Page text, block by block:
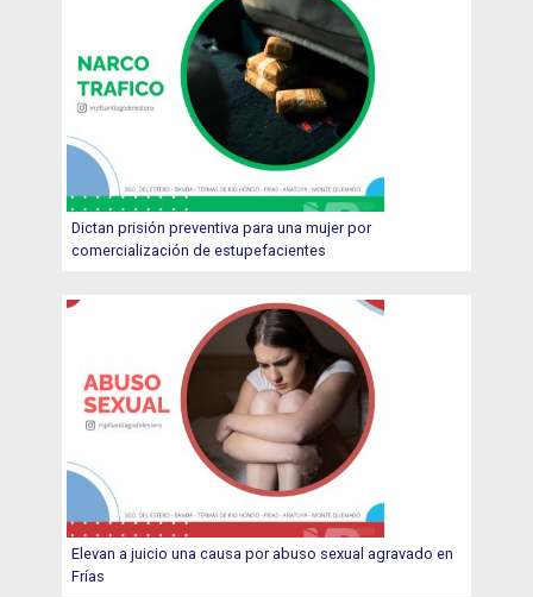
Dictan prisión preventiva para una mujer por
comercialización de estupefacientes
Elevan a juicio una causa por abuso sexual agravado en
Frías